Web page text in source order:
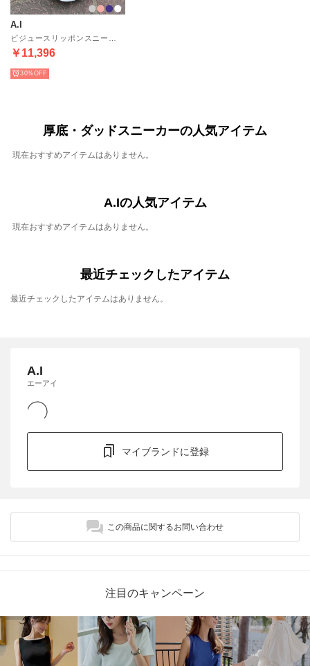
A.I
￥11,396
30%
厚底・ダッドスニーカーの人気アイテム
現在おすすめアイテムはありません。
A.Iの人気アイテム
現在おすすめアイテムはありません。
最近チェックしたアイテム
最近チェックしたアイテムはありません。
A.I
エーアイ
マイブランドに登録
この商品に関するお問い合わせ
注目のキャンペーン